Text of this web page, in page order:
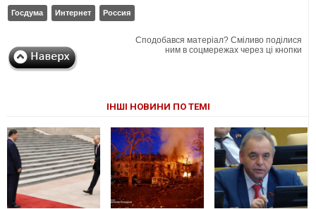
Госдума Интернет Россия
Сподобався матеріал? Сміливо поділися
ним в соцмережах через ці кнопки
ІНШІ НОВИНИ ПО ТЕМІ